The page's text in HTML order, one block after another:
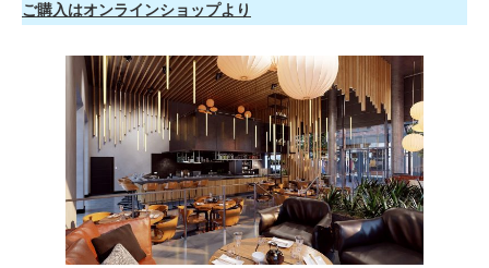
ご購入はオンラインショップより